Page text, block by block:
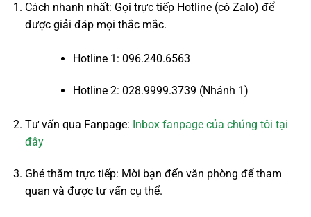
Cách nhanh nhất: Gọi trực tiếp Hotline (có Zalo) để
được giải đáp mọi thắc mắc.
Hotline 1: 096.240.6563
Hotline 2: 028.9999.3739 (Nhánh 1)
Tư vấn qua Fanpage: Inbox fanpage của chúng tôi tại
đây
Ghé thăm trực tiếp: Mời bạn đến văn phòng để tham
quan và được tư vấn cụ thể.